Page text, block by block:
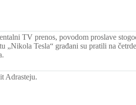
TV prenos, povodom proslave
„Nikola Tesla“ građani su pratili na
Adrasteju.